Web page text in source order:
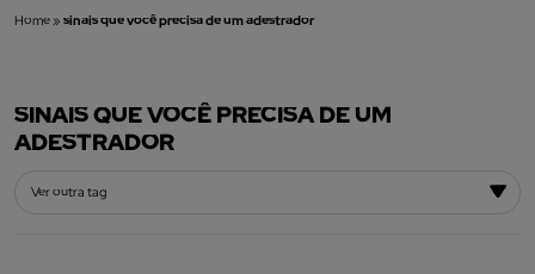
Home » sinais que você precisa de um adestrador
SINAIS QUE VOCÊ PRECISA DE UM
ADESTRADOR